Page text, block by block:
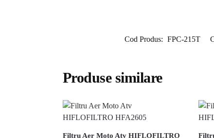
Cod Produs: FPC-215T
Produse similare
Filtru Aer Moto Atv HIFLOFILTRO